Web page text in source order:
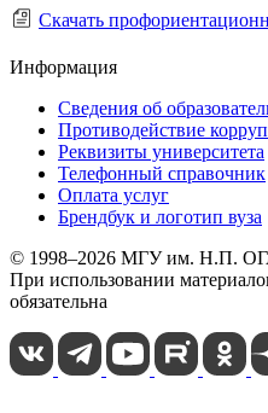
Скачать
Информация
Сведения об
Противодействие
Реквизиты университета
Телефонный справочник
Оплата услуг
Брендбук и логотип вуза
© 1998–2026 МГУ им. Н.П.
При использовании
обязательна